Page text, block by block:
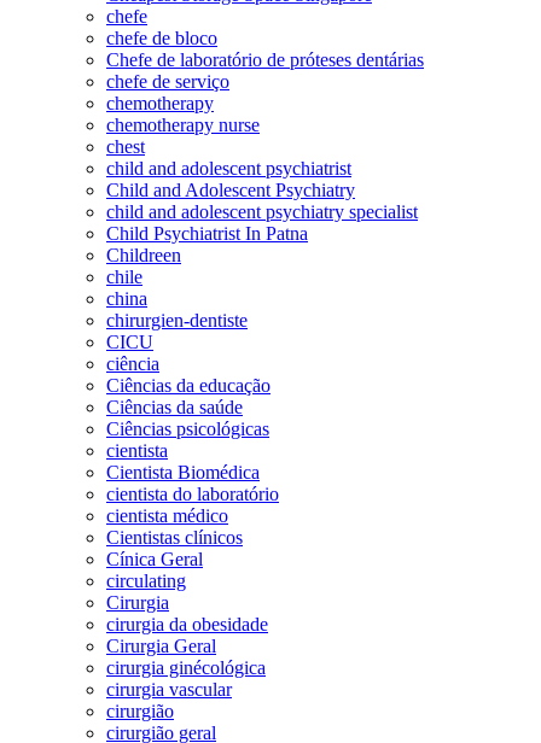
chefe
chefe de bloco
Chefe de laboratório de próteses dentárias
chefe de serviço
chemotherapy
chemotherapy nurse
chest
child and adolescent psychiatrist
Child and Adolescent Psychiatry
child and adolescent psychiatry specialist
Child Psychiatrist In Patna
Childreen
chile
china
chirurgien-dentiste
CICU
ciência
Ciências da educação
Ciências da saúde
Ciências psicológicas
cientista
Cientista Biomédica
cientista do laboratório
cientista médico
Cientistas clínicos
Cínica Geral
circulating
Cirurgia
cirurgia da obesidade
Cirurgia Geral
cirurgia ginécológica
cirurgia vascular
cirurgião
cirurgião geral